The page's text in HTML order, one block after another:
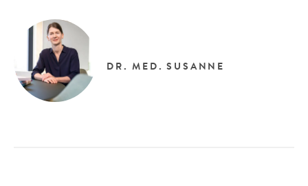
DR. MED. SUSANNE